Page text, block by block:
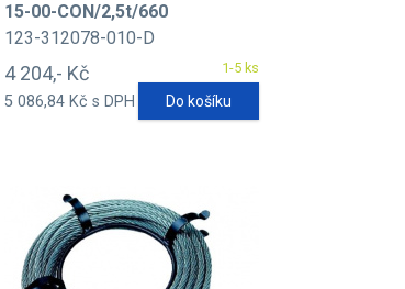
15-00-CON/2,5t/660
123-312078-010-D
1-5 ks
4 204,- Kč
5 086,84 Kč s DPH Do košíku